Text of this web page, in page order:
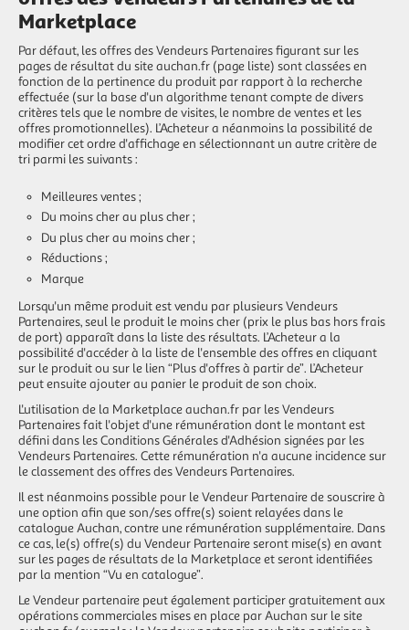
Marketplace
Par défaut, les offres des Vendeurs Partenaires figurant sur les
pages de résultat du site auchan.fr (page liste) sont classées en
fonction de la pertinence du produit par rapport à la recherche
effectuée (sur la base d'un algorithme tenant compte de divers
critères tels que le nombre de visites, le nombre de ventes et les
offres promotionnelles). L’Acheteur a néanmoins la possibilité de
modifier cet ordre d'affichage en sélectionnant un autre critère de
tri parmi les suivants :
Meilleures ventes ;
Du moins cher au plus cher ;
Du plus cher au moins cher ;
Réductions ;
Marque
Lorsqu'un même produit est vendu par plusieurs Vendeurs
Partenaires, seul le produit le moins cher (prix le plus bas hors frais
de port) apparaît dans la liste des résultats. L’Acheteur a la
possibilité d'accéder à la liste de l'ensemble des offres en cliquant
sur le produit ou sur le lien “Plus d'offres à partir de”. L’Acheteur
peut ensuite ajouter au panier le produit de son choix.
L'utilisation de la Marketplace auchan.fr par les Vendeurs
Partenaires fait l'objet d'une rémunération dont le montant est
défini dans les Conditions Générales d'Adhésion signées par les
Vendeurs Partenaires. Cette rémunération n'a aucune incidence sur
le classement des offres des Vendeurs Partenaires.
Il est néanmoins possible pour le Vendeur Partenaire de souscrire à
une option afin que son/ses offre(s) soient relayées dans le
catalogue Auchan, contre une rémunération supplémentaire. Dans
ce cas, le(s) offre(s) du Vendeur Partenaire seront mise(s) en avant
sur les pages de résultats de la Marketplace et seront identifiées
par la mention “Vu en catalogue”.
Le Vendeur partenaire peut également participer gratuitement aux
opérations commerciales mises en place par Auchan sur le site